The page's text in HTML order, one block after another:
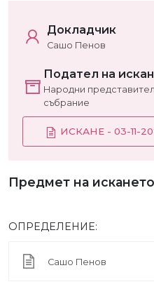
Докладчик
Сашо Пенов
Подател на
Народни
събрание
ИСКАНЕ - 03-11-
Предмет на искането
ОПРЕДЕЛЕНИЕ:
Сашо Пенов